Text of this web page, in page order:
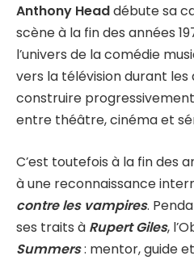
Anthony Headdébute sa
scène à la fin des années
l’univers de la comédie
vers la télévision durant les
construire
entre théâtre, cinéma et
C’est toutefois à la fin des
à une reconnaissance
contre les vampires.
ses traits à Rupert Giles,
Summers: mentor, guide